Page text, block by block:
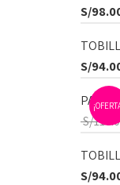
S/
S/
S/
S/